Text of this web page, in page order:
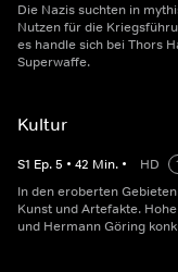
Die Nazis suchten in
Nutzen für die
es handle sich bei Thors
Superwaffe.
Kultur
S1 Ep.5 • 42 Min. • HD
In den eroberten
Kunst und Artefakte.
und Hermann Göring